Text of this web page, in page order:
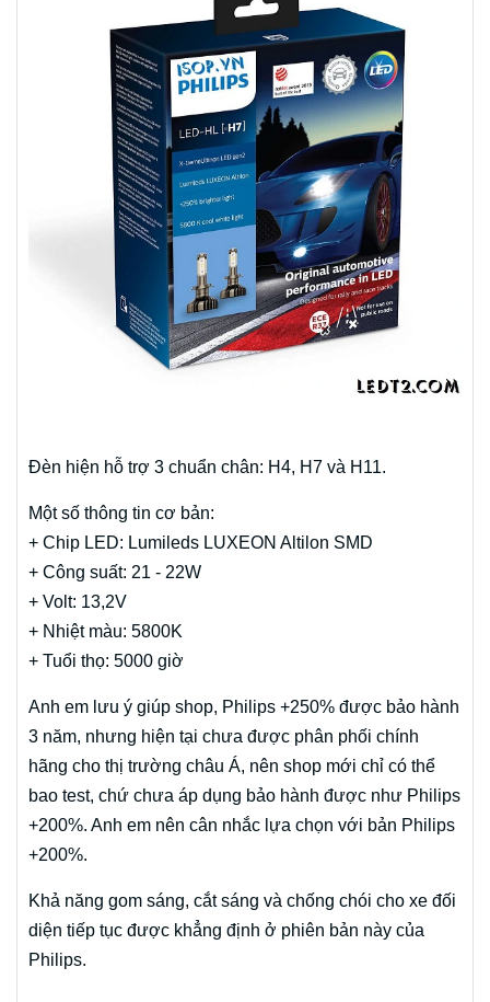
Đèn hiện hỗ trợ 3 chuẩn chân: H4, H7 và H11.
Một số thông tin cơ bản:
+ Chip LED: Lumileds LUXEON Altilon SMD
+ Công suất: 21 - 22W
+ Volt: 13,2V
+ Nhiệt màu: 5800K
+ Tuổi thọ: 5000 giờ
Anh em lưu ý giúp shop, Philips +250% được bảo hành
3 năm, nhưng hiện tại chưa được phân phối chính
hãng cho thị trường châu Á, nên shop mới chỉ có thể
bao test, chứ chưa áp dụng bảo hành được như Philips
+200%. Anh em nên cân nhắc lựa chọn với bản Philips
+200%.
Khả năng gom sáng, cắt sáng và chống chói cho xe đối
diện tiếp tục được khẳng định ở phiên bản này của
Philips.